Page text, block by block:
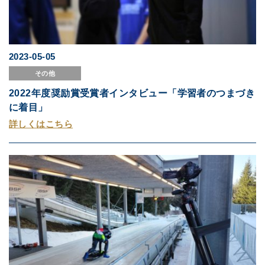
2023-05-05
その他
2022年度奨励賞受賞者インタビュー「学習者のつまづき
に着目」
詳しくはこちら